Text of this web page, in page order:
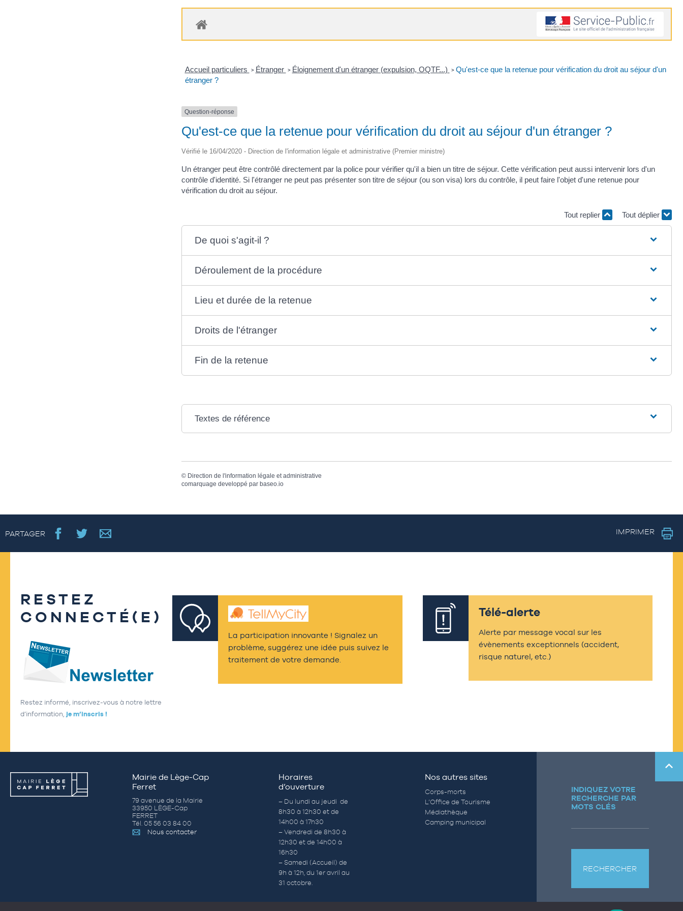
Accueil particuliers > Étranger > Éloignement d'un étranger (expulsion, OQTF...) > Qu'est-ce que la retenue pour vérification du droit au séjour d'un
étranger ?
Question-réponse
Qu'est-ce que la retenue pour vérification du droit au séjour d'un étranger ?
Vérifié le 16/04/2020 - Direction de l'information légale et administrative (Premier ministre)
Un étranger peut être contrôlé directement par la police pour vérifier qu'il a bien un titre de séjour. Cette vérification peut aussi intervenir lors d'un
contrôle d'identité. Si l'étranger ne peut pas présenter son titre de séjour (ou son visa) lors du contrôle, il peut faire l'objet d'une retenue pour
vérification du droit au séjour.
Tout replier Tout déplier
De quoi s'agit-il ?
Déroulement de la procédure
Lieu et durée de la retenue
Droits de l'étranger
Fin de la retenue
Textes de référence
© Direction de l'information légale et administrative
comarquage developpé par baseo.io
PARTAGER IMPRIMER
RESTEZ
CONNECTÉ(E)
Restez informé, inscrivez-vous à notre lettre
d’information, je m’inscris !
La participation innovante ! Signalez un
problème, suggérez une idée puis suivez le
traitement de votre demande.
Télé-alerte
Alerte par message vocal sur les
évènements exceptionnels (accident,
risque naturel, etc.)
Mairie de Lège-Cap
Ferret
79 avenue de la Mairie
33950 LÈGE-Cap
FERRET
Tél. 05 56 03 84 00
Nous contacter
Horaires
d’ouverture
– Du lundi au jeudi de
8h30 à 12h30 et de
14h00 à 17h30
– Vendredi de 8h30 à
12h30 et de 14h00 à
16h30
– Samedi (Accueil) de
9h à 12h, du 1er avril au
31 octobre.
Nos autres sites
Corps-morts
L’Office de Tourisme
Médiathèque
Camping municipal
INDIQUEZ VOTRE
RECHERCHE PAR
MOTS CLÉS
RECHERCHER